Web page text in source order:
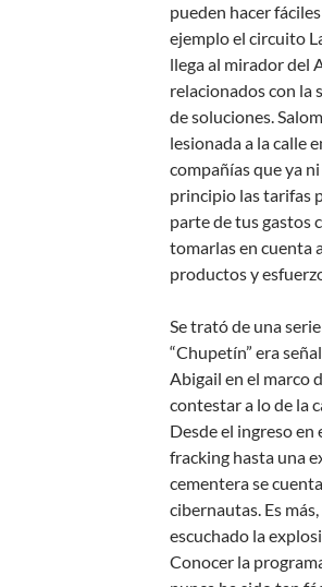
pueden hacer
ejemplo el circuito
llega al mirador del
relacionados con la
de soluciones.
lesionada a la calle
compañías que ya
principio las tarifas
parte de tus gastos
tomarlas en cuenta
productos y
Se trató de una
“Chupetín” era
Abigail en el marco
contestar a lo de la
Desde el ingreso
fracking hasta una
cementera se
cibernautas. Es
escuchado la
Conocer la